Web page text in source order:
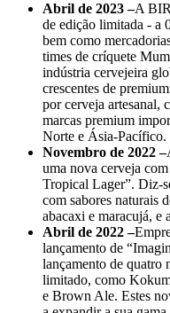
Abril de 2023 –A
de edição limitada - a
bem como
times de críquete
indústria cervejeira
crescentes de
por cerveja artesanal,
marcas premium
Norte e Ásia-Pacífico.
Novembro de 2022 –
uma nova cerveja
Tropical Lager”. Diz-
com sabores naturais
abacaxi e maracujá,
Abril de 2022 –
lançamento de
lançamento de quatro
limitado, como
e Brown Ale. Estes